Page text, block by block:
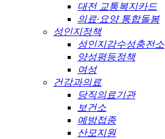
대전 교통복지카드
의료·요양 통합돌봄
성인지정책
성인지감수성충전소
양성평등정책
여성
건강과의료
당직의료기관
보건소
예방접종
산모지원